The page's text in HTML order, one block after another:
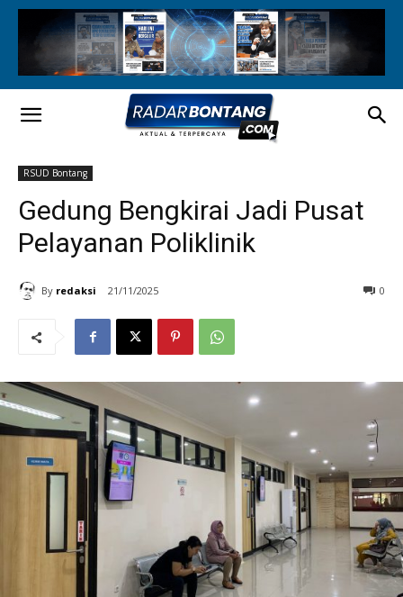
RSUD Bontang
Gedung Bengkirai Jadi Pusat
Pelayanan Poliklinik
By redaksi 21/11/2025 0